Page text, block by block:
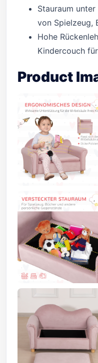
Stauraum
von Spielzeug,
Hohe
Kindercouch
Product